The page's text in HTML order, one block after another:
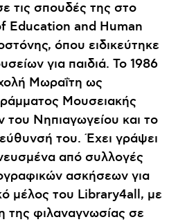
τις σπουδές της στο
Education and Human
όπου ειδικεύτηκε
για παιδιά. Το 1986
Μωραΐτη ως
Μουσειακής
του Νηπιαγωγείου και το
του. Έχει γράψει
από συλλογές
ασκήσεων για
μέλος του Library4all, με
της φιλαναγνωσίας σε